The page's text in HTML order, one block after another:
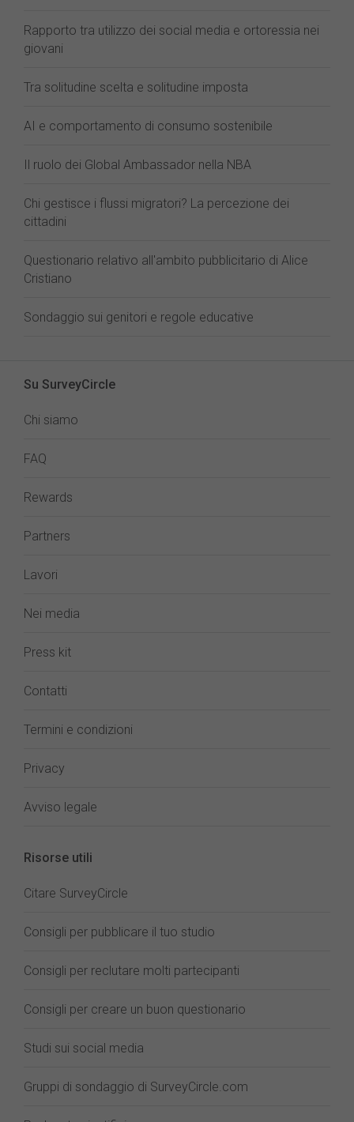
Rapporto tra utilizzo dei social media e ortoressia nei
giovani
Tra solitudine scelta e solitudine imposta
AI e comportamento di consumo sostenibile
Il ruolo dei Global Ambassador nella NBA
Chi gestisce i flussi migratori? La percezione dei
cittadini
Questionario relativo all'ambito pubblicitario di Alice
Cristiano
Sondaggio sui genitori e regole educative
Su SurveyCircle
Chi siamo
FAQ
Rewards
Partners
Lavori
Nei media
Press kit
Contatti
Termini e condizioni
Privacy
Avviso legale
Risorse utili
Citare SurveyCircle
Consigli per pubblicare il tuo studio
Consigli per reclutare molti partecipanti
Consigli per creare un buon questionario
Studi sui social media
Gruppi di sondaggio di SurveyCircle.com